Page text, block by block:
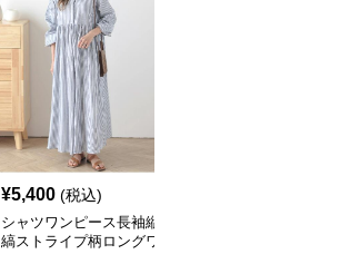
¥5,400 (税込)
シャツワンピース長袖縦
縞ストライプ柄ロングワ